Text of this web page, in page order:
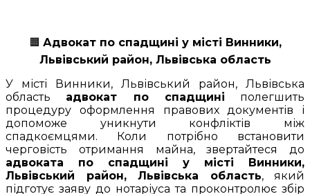
🟧 Адвокат по спадщині у місті Винники,
Львівський район, Львівська область
У місті Винники, Львівський район, Львівська
область адвокат по спадщині полегшить
процедуру оформлення правових документів і
допоможе уникнути конфліктів між
спадкоємцями. Коли потрібно встановити
черговість отримання майна, звертайтеся до
адвоката по спадщині у місті Винники,
Львівський район, Львівська область, який
підготує заяву до нотаріуса та проконтролює збір